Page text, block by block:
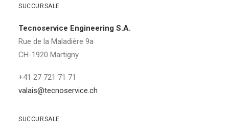
SUCCURSALE
Tecnoservice Engineering S.A.
Rue de la Maladière 9a
CH-1920 Martigny
+41 27 721 71 71
valais@tecnoservice.ch
SUCCURSALE